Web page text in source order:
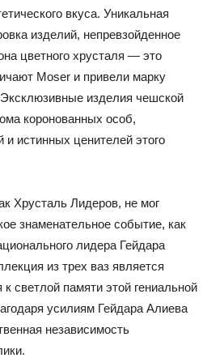
вкуса. Уникальная
изделий, непревзойденное
цветного хрусталя — это
Moser и привели марку
изделия чешской
коронованных особ,
и истинных ценителей этого
Хрусталь Лидеров, не мог
знаменательное событие, как
лидера Гейдара
из трех ваз является
светлой памяти этой гениальной
усилиям Гейдара Алиева
независимость